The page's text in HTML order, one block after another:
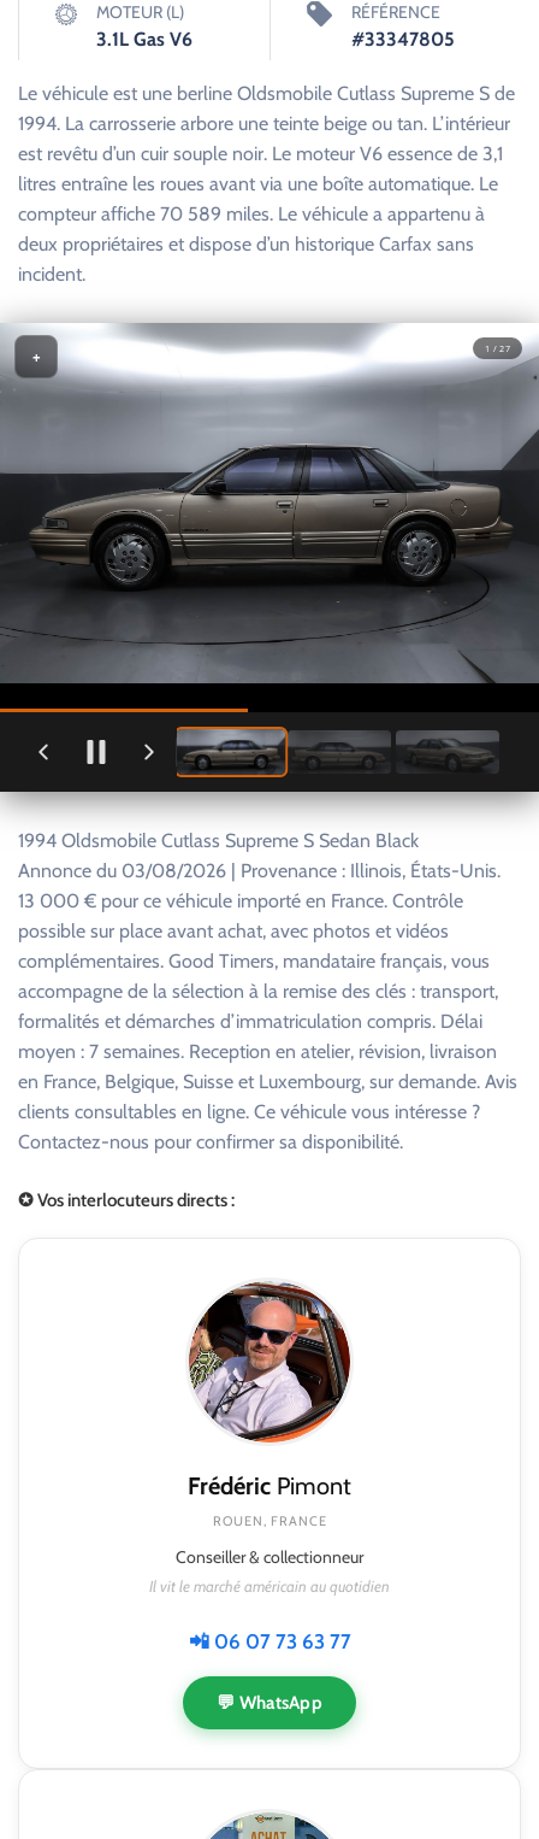
MOTEUR (L)
3.1L Gas V6
RÉFÉRENCE
#33347805
Le véhicule est une berline Oldsmobile Cutlass Supreme S de
1994. La carrosserie arbore une teinte beige ou tan. L’intérieur
est revêtu d’un cuir souple noir. Le moteur V6 essence de 3,1
litres entraîne les roues avant via une boîte automatique. Le
compteur affiche 70 589 miles. Le véhicule a appartenu à
deux propriétaires et dispose d’un historique Carfax sans
incident.
1 / 27
+
1994 Oldsmobile Cutlass Supreme S Sedan Black
Annonce du 03/08/2026 | Provenance : Illinois, États-Unis.
13 000 € pour ce véhicule importé en France. Contrôle
possible sur place avant achat, avec photos et vidéos
complémentaires. Good Timers, mandataire français, vous
accompagne de la sélection à la remise des clés : transport,
formalités et démarches d’immatriculation compris. Délai
moyen : 7 semaines. Reception en atelier, révision, livraison
en France, Belgique, Suisse et Luxembourg, sur demande. Avis
clients consultables en ligne. Ce véhicule vous intéresse ?
Contactez-nous pour confirmer sa disponibilité.
✪ Vos interlocuteurs directs :
Frédéric Pimont
ROUEN, FRANCE
Conseiller & collectionneur
Il vit le marché américain au quotidien
📲 06 07 73 63 77
💬 WhatsApp